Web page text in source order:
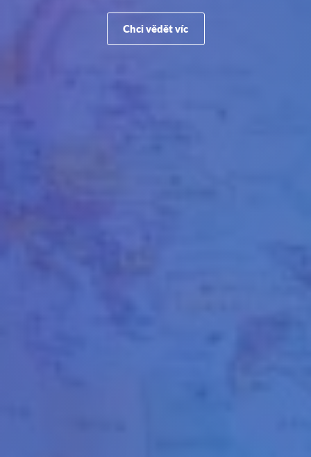
Chci vědět víc